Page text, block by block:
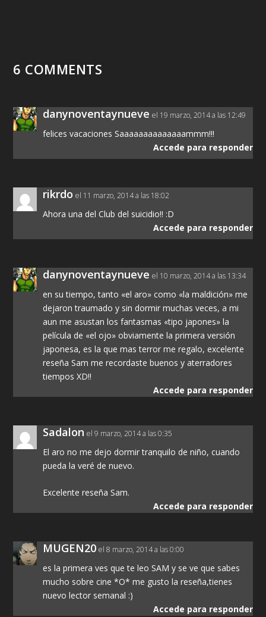
6 COMMENTS
danynoventaynueve el 19 marzo, 2014 a las 12:49
felices vacaciones Saaaaaaaaaaaaaammm!!!
Accede para responder
rikrdo el 11 marzo, 2014 a las 18:02
Ahora una del Club del suicidio!! :D
Accede para responder
danynoventaynueve el 10 marzo, 2014 a las 13:34
en su tiempo, tanto «el aro» como «la maldición» me
dejaron traumado y sin dormir muchas veces, a mi
aun me asustan los fantasmas «tipo japones» la
película de «el ojo» obviamente la primera versión
japonesa, es la que mas terror me regalo, excelente
reseña Sam me recordaste buenos y aterradores
tiempos XD!!
Accede para responder
Sadalon el 9 marzo, 2014 a las 0:35
El aro no me dejo dormir tranquilo de niño, cuando
pueda la veré de nuevo.
Excelente reseña Sam.
Accede para responder
MUGEN20 el 8 marzo, 2014 a las 0:00
es la primera ves que te leo SAM y se ve que sabes
mucho sobre cine *O* me gusto la reseña,tienes
nuevo lector semanal :)
Accede para responder